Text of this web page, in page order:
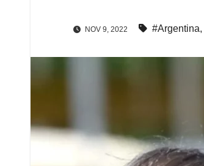
NOV 9, 2022 #Argentina,